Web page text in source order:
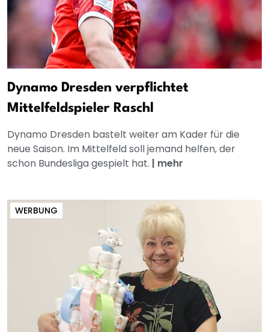
Dynamo Dresden verpflichtet
Mittelfeldspieler Raschl
Dynamo Dresden bastelt weiter am Kader für die
neue Saison. Im Mittelfeld soll jemand helfen, der
schon Bundesliga gespielt hat. | mehr
WERBUNG